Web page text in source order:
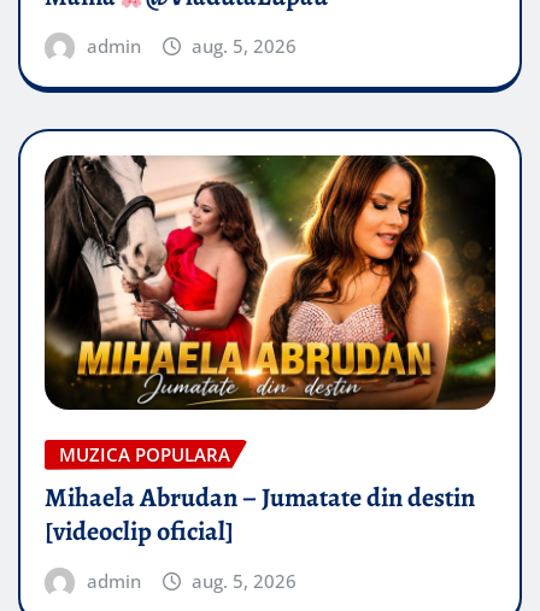
admin aug. 5, 2026
MUZICA POPULARA
Mihaela Abrudan – Jumatate din destin
[videoclip oficial]
admin aug. 5, 2026